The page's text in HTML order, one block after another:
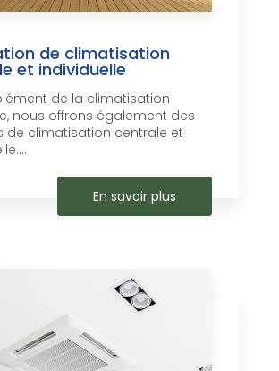
de climatisation
et individuelle
de la climatisation
nous offrons également des
de climatisation centrale et
En savoir plus